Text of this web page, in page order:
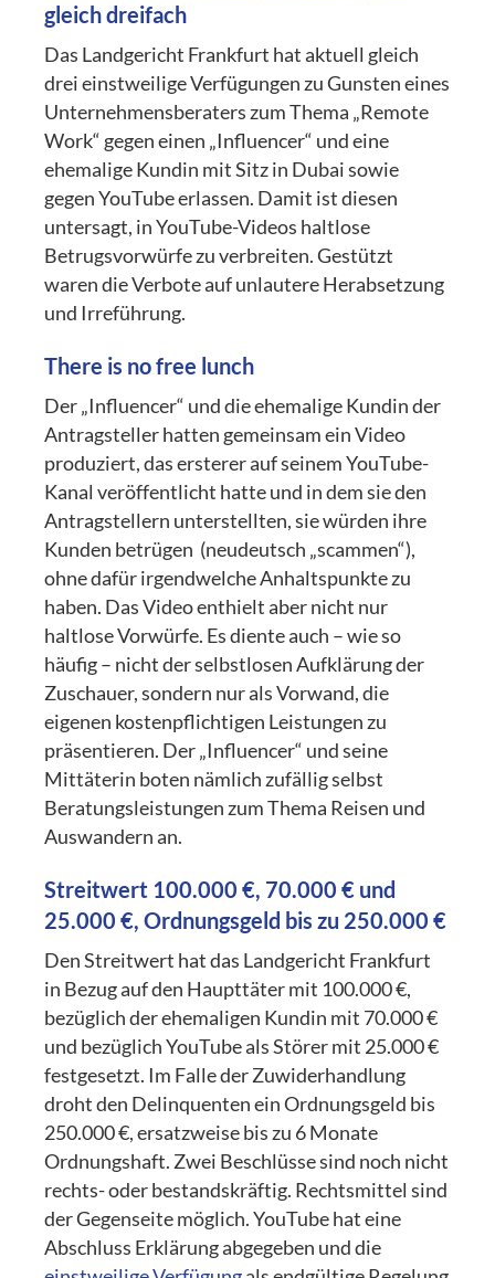
gleich dreifach
Das Landgericht Frankfurt hat aktuell gleich
drei einstweilige Verfügungen zu Gunsten eines
Unternehmensberaters zum Thema „Remote
Work“ gegen einen „Influencer“ und eine
ehemalige Kundin mit Sitz in Dubai sowie
gegen YouTube erlassen. Damit ist diesen
untersagt, in YouTube-Videos haltlose
Betrugsvorwürfe zu verbreiten. Gestützt
waren die Verbote auf unlautere Herabsetzung
und Irreführung.
There is no free lunch
Der „Influencer“ und die ehemalige Kundin der
Antragsteller hatten gemeinsam ein Video
produziert, das ersterer auf seinem YouTube-
Kanal veröffentlicht hatte und in dem sie den
Antragstellern unterstellten, sie würden ihre
Kunden betrügen (neudeutsch „scammen“),
ohne dafür irgendwelche Anhaltspunkte zu
haben. Das Video enthielt aber nicht nur
haltlose Vorwürfe. Es diente auch – wie so
häufig – nicht der selbstlosen Aufklärung der
Zuschauer, sondern nur als Vorwand, die
eigenen kostenpflichtigen Leistungen zu
präsentieren. Der „Influencer“ und seine
Mittäterin boten nämlich zufällig selbst
Beratungsleistungen zum Thema Reisen und
Auswandern an.
Streitwert 100.000 €, 70.000 € und
25.000 €, Ordnungsgeld bis zu 250.000 €
Den Streitwert hat das Landgericht Frankfurt
in Bezug auf den Haupttäter mit 100.000 €,
bezüglich der ehemaligen Kundin mit 70.000 €
und bezüglich YouTube als Störer mit 25.000 €
festgesetzt. Im Falle der Zuwiderhandlung
droht den Delinquenten ein Ordnungsgeld bis
250.000 €, ersatzweise bis zu 6 Monate
Ordnungshaft. Zwei Beschlüsse sind noch nicht
rechts- oder bestandskräftig. Rechtsmittel sind
der Gegenseite möglich. YouTube hat eine
Abschluss Erklärung abgegeben und die